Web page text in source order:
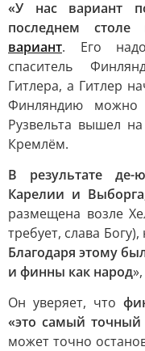
«У нас вариант
последнем столе
вариант. Его
спаситель
Гитлера, а Гитлер
Финляндию можно
Рузвельта вышел
Кремлём.
В результате де-
Карелии и
размещена возле
требует, слава
Благодаря этому
и финны как народ
Он уверяет, что
«это самый
может точно